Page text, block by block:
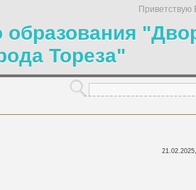
Приветствую
образования
Тореза"